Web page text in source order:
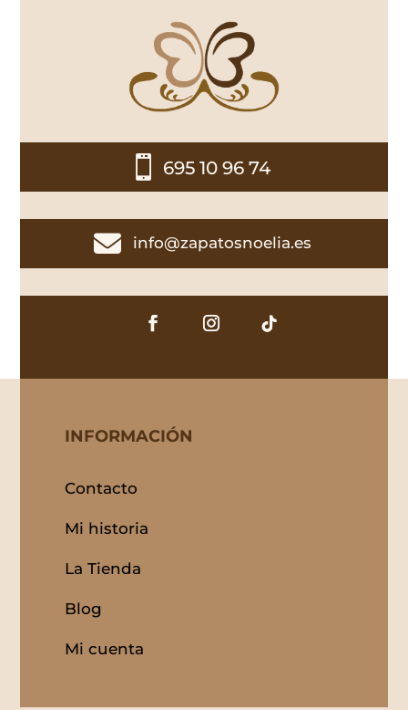
 695 10 96 74
 info@zapatosnoelia.es
INFORMACIÓN
Contacto
Mi historia
La Tienda
Blog
Mi cuenta